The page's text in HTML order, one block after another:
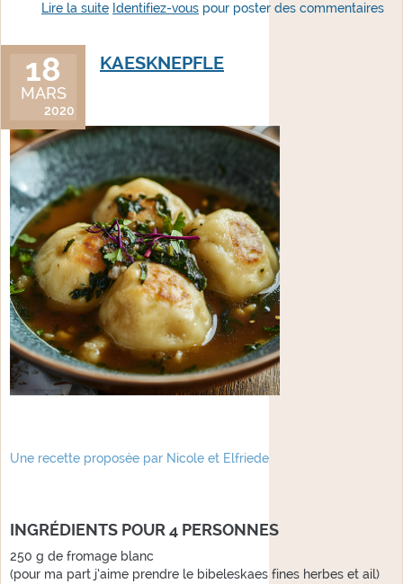
Lire la suite de Suri Ruewa
Identifiez-vous pour poster des commentaires
KAESKNEPFLE
18
MARS
2020
Une recette proposée par Nicole et Elfriede
INGRÉDIENTS POUR 4 PERSONNES
250 g de fromage blanc
(pour ma part j’aime prendre le bibeleskaes fines herbes et ail)